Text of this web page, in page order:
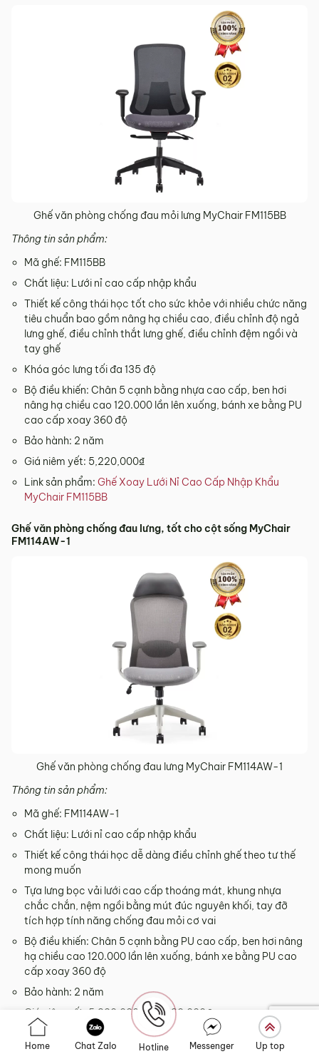
Ghế văn phòng chống đau mỏi lưng MyChair FM115BB​
Thông tin sản phẩm:
Mã ghế: FM115BB
Chất liệu: Lưới nỉ cao cấp nhập khẩu
Thiết kế công thái học tốt cho sức khỏe với nhiều chức năng
tiêu chuẩn bao gồm nâng hạ chiều cao, điều chỉnh độ ngả
lưng ghế, điều chỉnh thắt lưng ghế, điều chỉnh đệm ngồi và
tay ghế
Khóa góc lưng tối đa 135 độ
Bộ điều khiến: Chân 5 cạnh bằng nhựa cao cấp, ben hơi
nâng hạ chiều cao 120.000 lần lên xuống, bánh xe bằng PU
cao cấp xoay 360 độ
Bảo hành: 2 năm
Giá niêm yết: 5,220,000₫
Link sản phẩm: Ghế Xoay Lưới Nỉ Cao Cấp Nhập Khẩu
MyChair FM115BB
Ghế văn phòng chống đau lưng, tốt cho cột sống MyChair
FM114AW-1
Ghế văn phòng chống đau lưng MyChair FM114AW-1
Thông tin sản phẩm:
Mã ghế: FM114AW-1
Chất liệu: Lưới nỉ cao cấp nhập khẩu
Thiết kế công thái học dễ dàng điều chỉnh ghế theo tư thế
mong muốn
Tựa lưng bọc vải lưới cao cấp thoáng mát, khung nhựa
chắc chắn, nệm ngồi bằng mút đúc nguyên khối, tay đỡ
tích hợp tính năng chống đau mỏi cơ vai
Bộ điều khiến: Chân 5 cạnh bằng PU cao cấp, ben hơi nâng
hạ chiều cao 120.000 lần lên xuống, bánh xe bằng PU cao
cấp xoay 360 độ
Bảo hành: 2 năm
Giá niêm yết: 5,830,000₫ – 6,280,000₫
Link sản phẩm:Ghế Xoay Lưới Nỉ Cao Cấp Nhập Khẩu
MyChair FM114AW-1
Home Chat Zalo Hotline Messenger Up top